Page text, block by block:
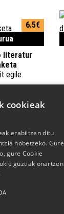
6.5€
literatur
egile
cookieak
erabiltzen ditu
hobetzeko. Gure
gure Cookie
guztiak onartzen